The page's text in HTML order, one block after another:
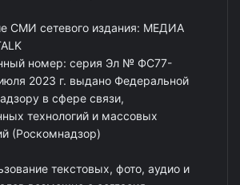
СМИ сетевого издания: МЕДИА
номер: серия Эл № ФС77-
2023 г. выдано Федеральной
в сфере связи,
технологий и массовых
(Роскомнадзор)
текстовых, фото, аудио и